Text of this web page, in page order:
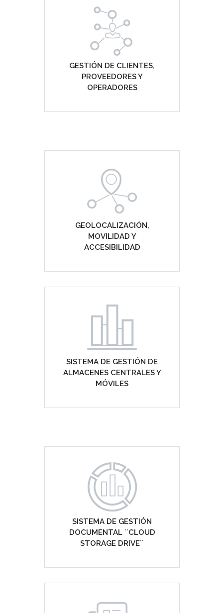
GESTIÓN DE CLIENTES,
PROVEEDORES Y
OPERADORES
GEOLOCALIZACIÓN,
MOVILIDAD Y
ACCESIBILIDAD
SISTEMA DE GESTIÓN DE
ALMACENES CENTRALES Y
MÓVILES
SISTEMA DE GESTIÓN
DOCUMENTAL ``CLOUD
STORAGE DRIVE``